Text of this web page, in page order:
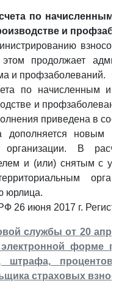
по
и
продолжает
и профзаболеваний.
по начисленным
и
приведена в
дополняется новым
В
и (или) снятым с
юрлица.
26 июня 2017 г.
службы от 20
форме
штрафа, процентов
страховых